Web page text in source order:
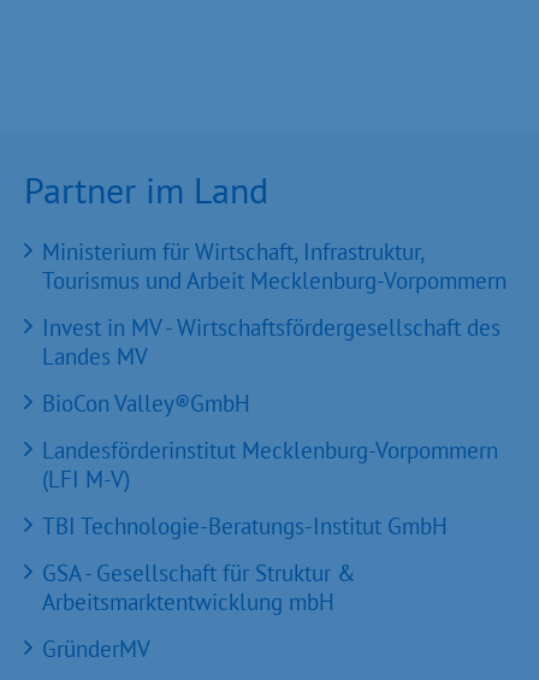
Partner im Land
Ministerium für Wirtschaft, Infrastruktur,
Tourismus und Arbeit Mecklenburg-Vorpommern
Invest in MV - Wirtschaftsfördergesellschaft des
Landes MV
BioCon Valley®GmbH
Landesförderinstitut Mecklenburg-Vorpommern
(LFI M-V)
TBI Technologie-Beratungs-Institut GmbH
GSA - Gesellschaft für Struktur &
Arbeitsmarktentwicklung mbH
GründerMV